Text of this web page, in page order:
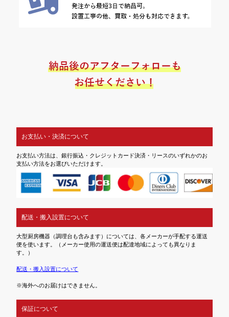
お支払い・決済について
お支払い方法は、銀行振込・クレジットカード決済・リースのいずれかのお
支払い方法をお選びいただけます。
配送・搬入設置について
大型厨房機器（調理台も含みます）については、各メーカーが手配する運送
便を使います。（メーカー使用の運送便は配達地域によっても異なりま
す。）
配送・搬入設置について
※海外へのお届けはできません。
保証について